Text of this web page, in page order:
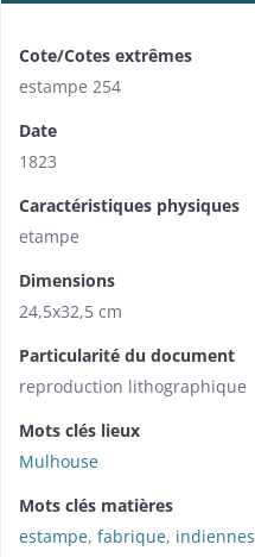
Cote/Cotes extrêmes
estampe 254
Date
1823
Caractéristiques physiques
etampe
Dimensions
24,5x32,5 cm
Particularité du document
reproduction lithographique
Mots clés lieux
Mulhouse
Mots clés matières
estampe, fabrique, indiennes